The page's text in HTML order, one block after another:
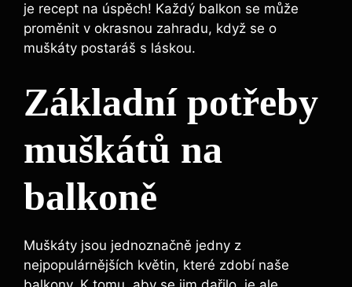
je recept na úspěch! Každý balkon se může
proměnit v okrasnou zahradu, když se o
muškáty postaráš s láskou.
Základní potřeby
muškátů na
balkoně
Muškáty jsou jednoznačně jedny z
nejpopulárnějších květin, které zdobí naše